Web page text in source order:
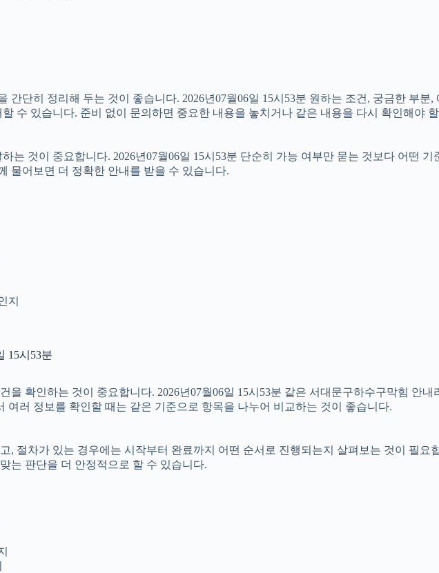
단히 정리해 두는 것이 좋습니다. 2026년07월06일 15시53분 원하는 조건, 궁금한 부분
수 있습니다. 준비 없이 문의하면 중요한 내용을 놓치거나 같은 내용을 다시 확인해야
는 것이 중요합니다. 2026년07월06일 15시53분 단순히 가능 여부만 묻는 것보다 어떤
물어보면 더 정확한 안내를 받을 수 있습니다.
지
15시53분
확인하는 것이 중요합니다. 2026년07월06일 15시53분 같은 서대문구하수구막힘 안
여러 정보를 확인할 때는 같은 기준으로 항목을 나누어 비교하는 것이 좋습니다.
절차가 있는 경우에는 시작부터 완료까지 어떤 순서로 진행되는지 살펴보는 것이 필요
는 판단을 더 안정적으로 할 수 있습니다.